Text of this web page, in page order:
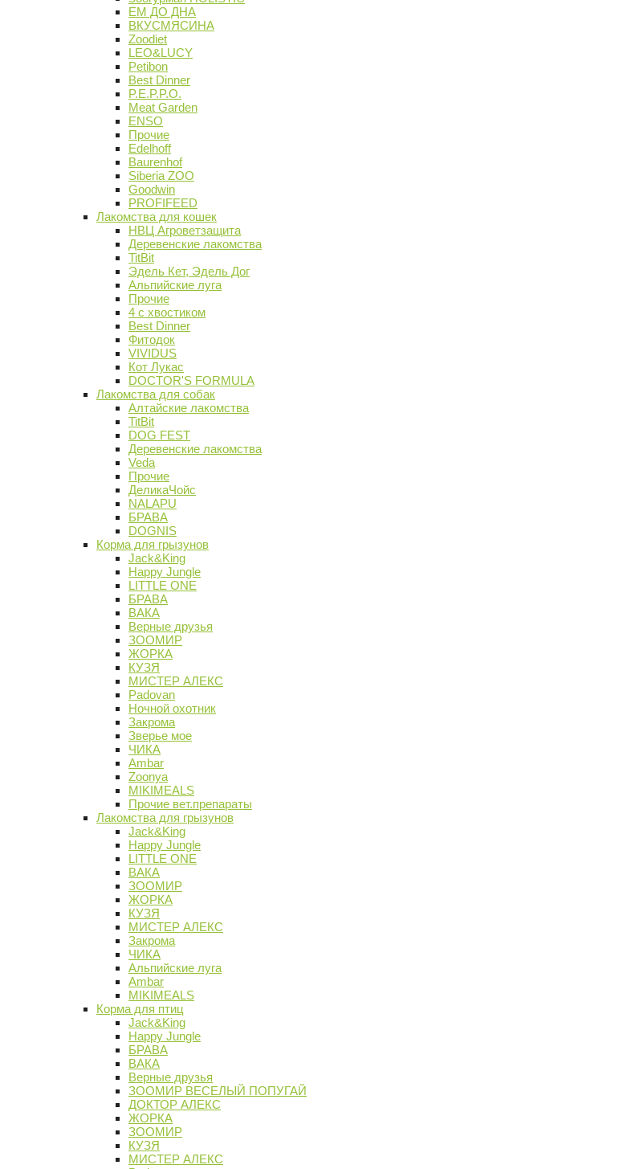
ЕМ ДО ДНА
ВКУСМЯСИНА
Zoodiet
LEO&LUCY
Petibon
Best Dinner
P.E.P.P.O.
Meat Garden
ENSO
Прочие
Edelhoff
Baurenhof
Siberia ZOO
Goodwin
PROFIFEED
Лакомства для кошек
НВЦ Агроветзащита
Деревенские лакомства
TitBit
Эдель Кет, Эдель Дог
Альпийские луга
Прочие
4 с хвостиком
Best Dinner
Фитодок
VIVIDUS
Кот Лукас
DOCTOR'S FORMULA
Лакомства для собак
Алтайские лакомства
TitBit
DOG FEST
Деревенские лакомства
Veda
Прочие
ДеликаЧойс
NALAPU
БРАВА
DOGNIS
Корма для грызунов
Jack&King
Happy Jungle
LITTLE ONE
БРАВА
ВАКА
Верные друзья
ЗООМИР
ЖОРКА
КУЗЯ
МИСТЕР АЛЕКС
Padovan
Ночной охотник
Закрома
Зверье мое
ЧИКА
Ambar
Zoonya
MIKIMEALS
Прочие вет.препараты
Лакомства для грызунов
Jack&King
Happy Jungle
LITTLE ONE
ВАКА
ЗООМИР
ЖОРКА
КУЗЯ
МИСТЕР АЛЕКС
Закрома
ЧИКА
Альпийские луга
Ambar
MIKIMEALS
Корма для птиц
Jack&King
Happy Jungle
БРАВА
ВАКА
Верные друзья
ЗООМИР ВЕСЕЛЫЙ ПОПУГАЙ
ДОКТОР АЛЕКС
ЖОРКА
ЗООМИР
КУЗЯ
МИСТЕР АЛЕКС